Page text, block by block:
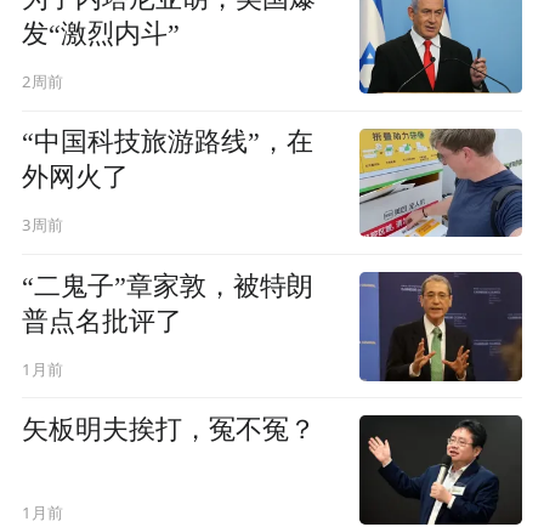
发“激烈内斗”
2周前
“中国科技旅游路线”，在
外网火了
3周前
“二鬼子”章家敦，被特朗
普点名批评了
1月前
矢板明夫挨打，冤不冤？
1月前